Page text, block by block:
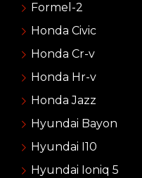
Formel-2
Honda Civic
Honda Cr-v
Honda Hr-v
Honda Jazz
Hyundai Bayon
Hyundai I10
Hyundai Ioniq 5